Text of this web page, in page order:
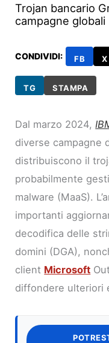
Trojan bancario
campagne globali
CONDIVIDI: FB X
TG STAMPA
Dal marzo 2024,
diverse campagne
distribuiscono il
probabilmente
malware (MaaS).
importanti
decodifica delle
domini (DGA),
client Microsoft
diffondere ulteriori